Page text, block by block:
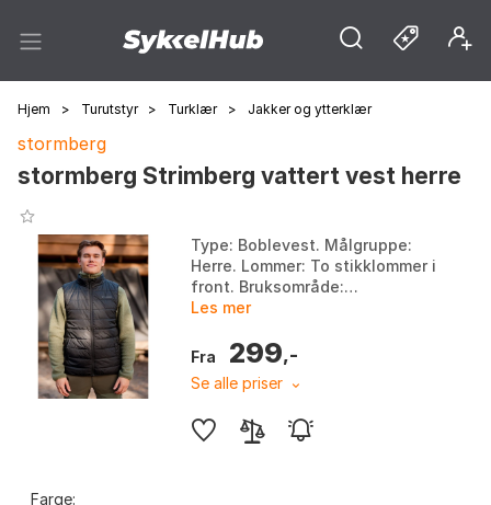
Hjem > Turutstyr > Turklær > Jakker og ytterklær
stormberg
stormberg Strimberg vattert vest herre
Type: Boblevest. Målgruppe:
Herre. Lommer: To stikklommer i
front. Bruksområde:
Hverdagsbruk, mellomlag på
dager. Farge: Farge 1, Far...
Les mer
Fra 299,-
Se alle priser
Farge: